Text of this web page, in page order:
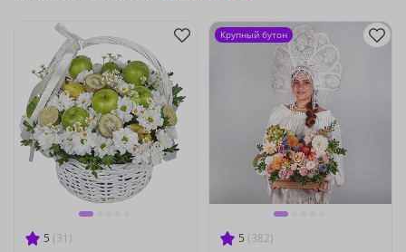
5 (31) 5 (382)
Крупный бутон